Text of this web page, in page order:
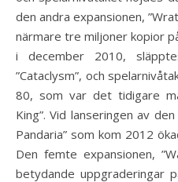
den andra expansionen,
närmare tre miljoner kopior
i december 2010,
”Cataclysm”, och
80, som var det tidigare
King”. Vid lanseringen av
Pandaria” som kom 2012
Den femte expansionen,
betydande uppgraderingar